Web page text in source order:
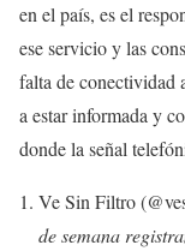
en el país, es el
ese servicio y las
falta de conectividad
a estar informada y
donde la señal
Ve Sin Filtro
de semana